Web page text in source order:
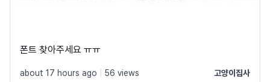
폰트 찾아주세요 ㅠㅠ
about 17 hours ago 56 views 고양이집사